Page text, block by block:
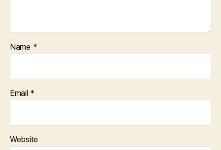
Name *
Email *
Website